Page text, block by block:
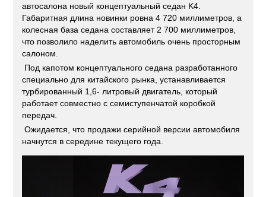
автосалона новый концептуальный седан K4.
Габаритная длина новинки ровна 4 720 миллиметров, а
колесная база седана составляет 2 700 миллиметров,
что позволило наделить автомобиль очень просторным
салоном.
Под капотом концептуального седана разработанного
специально для китайского рынка, устанавливается
турбированный 1,6- литровый двигатель, который
работает совместно с семиступенчатой коробкой
передач.
Ожидается, что продажи серийной версии автомобиля
начнутся в середине текущего года.